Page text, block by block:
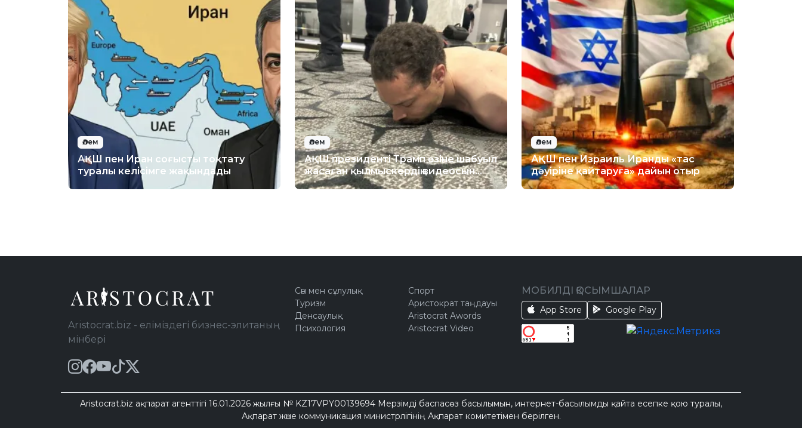
Әлем
АҚШ пен Иран соғысты тоқтату
туралы келісімге жақындады
Әлем
АҚШ президенті Трамп өзіне шабуыл
жасаған қылмыскердің видеосын
жариялады
Әлем
АҚШ пен Израиль Иранды «тас
дәуіріне қайтаруға» дайын отыр
Aristocrat.biz - еліміздегі бизнес-элитаның
мінбері
Сән мен сұлулық
Туризм
Денсаулық
Психология
Спорт
Аристократ таңдауы
Aristocrat Awords
Aristocrat Video
МОБИЛДІ ҚОСЫМШАЛАР
App Store Google Play
Aristocrat.biz ақпарат агенттігі 16.01.2026 жылғы № KZ17VPY00139694 Мерзімді баспасөз басылымын, интернет-басылымды қайта есепке қою туралы,
Ақпарат және коммуникация министрлігінің Ақпарат комитетімен берілген.